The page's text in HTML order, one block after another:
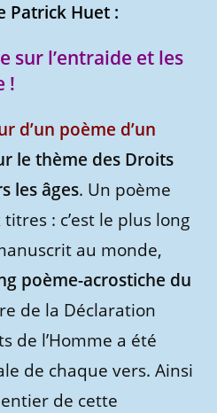
Patrick Huet :
sur l’entraide et les
!
d’un poème d’un
le thème des Droits
les âges. Un poème
: c’est le plus long
au monde,
poème-acrostiche du
de la Déclaration
de l’Homme a été
de chaque vers. Ainsi
de cette